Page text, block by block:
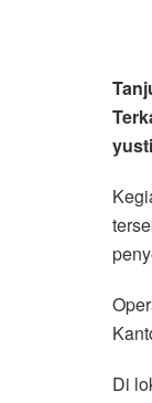
Di